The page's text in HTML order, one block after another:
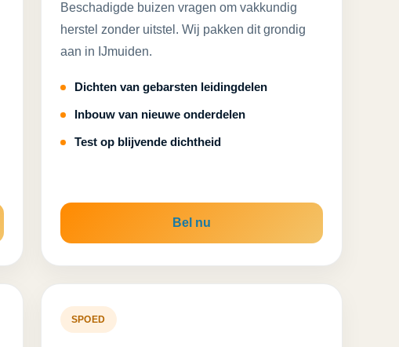
Beschadigde buizen vragen om vakkundig
herstel zonder uitstel. Wij pakken dit grondig
aan in IJmuiden.
Dichten van gebarsten leidingdelen
Inbouw van nieuwe onderdelen
Test op blijvende dichtheid
Bel nu
SPOED